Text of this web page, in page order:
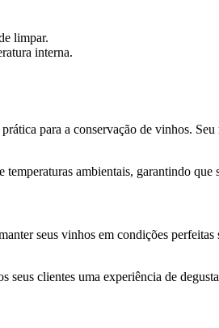
limpar.
interna.
para a conservação de vinhos. Seu
temperaturas ambientais, garantindo
seus vinhos em condições
clientes uma experiência de